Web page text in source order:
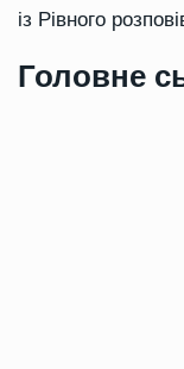
із Рівного
Головне